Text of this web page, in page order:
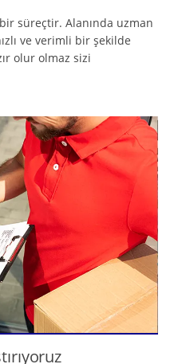
süreçtir. Alanında uzman
ve verimli bir şekilde
olur olmaz sizi